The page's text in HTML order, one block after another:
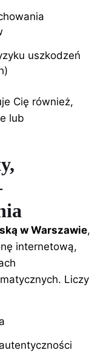
uszkodzeń
Cię również,
lub
w Warszawie,
internetową,
Liczy